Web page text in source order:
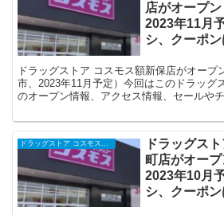
店がオープン
2023年11月
シ、クーポン
ドラッグストア コスモス額新保店がオープ
市、2023年11月予定）今回はこのドラッグ
のオープン情報、アクセス情報、セールや
ドラッグス
町店がオープ
2023年10月
シ、クーポン